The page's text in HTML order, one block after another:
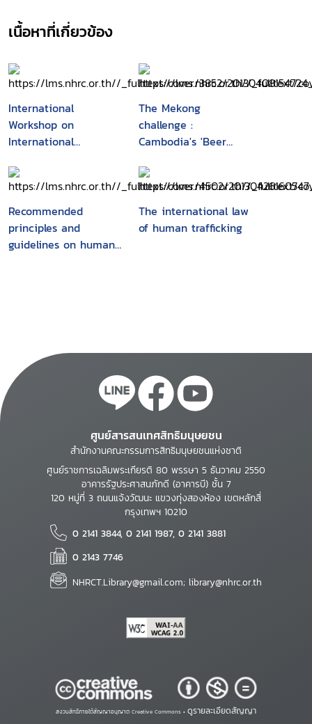
เนื้อหาที่เกี่ยวข้อง
International
Workshop on
International
in Women, Chiang
Mai, 17-21 October
1994
The Mekong
challenge :
Cambodia's 'Beer
recruitment, working
conditions and
vulnerabilities
Recommended
principles and
guidelines on human
The international law
of human trafficking
ศูนย์สารสนเทศสิทธิมนุษยชน
สำนักงานคณะกรรมการสิทธิมนุษยชนแห่งชาติ
ศูนย์ราชการเฉลิมพระเกียรติ 80 พรรษา 5 ธันวาคม 2550
อาคารรัฐประศาสนภักดี (อาคารบี) ชั้น 7
120 หมู่ที่ 3 ถนนแจ้งวัฒนะ แขวงทุ่งสองห้อง เขตหลักสี่
กรุงเทพฯ 10210
0 2141 3844, 0 2141 1987, 0 2141 3881
0 2143 7746
NHRCT.Library@gmail.com; library@nhrc.or.th
สงวนสิทธิ์ภายใต้สัญญาอนุญาต Creative Commons • ดูรายละเอียดสัญญา